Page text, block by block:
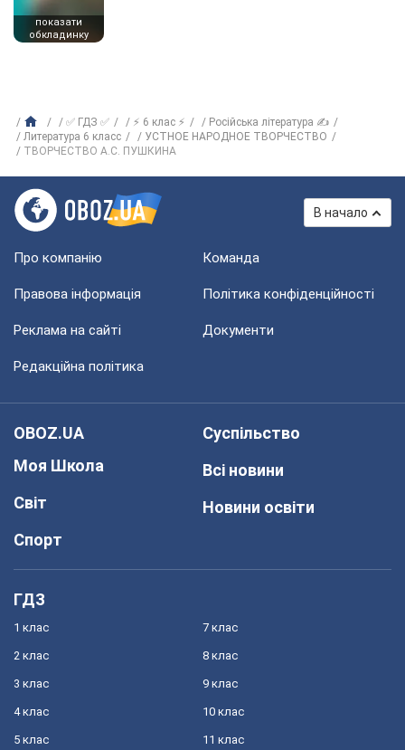
показати
обкладинку
✅ ГДЗ ✅ ⚡ 6 клас ⚡
Російська література ✍
Литература 6 класс
УСТНОЕ НАРОДНОЕ ТВОРЧЕСТВО
ТВОРЧЕСТВО А.С. ПУШКИНА
В начало
Про компанію Команда
Правова інформація Політика конфіденційності
Реклама на сайті Документи
Редакційна політика
OBOZ.UA
Моя Школа
Світ
Спорт
Суспільство
Всі новини
Новини освіти
ГДЗ
1 клас
2 клас
3 клас
4 клас
5 клас
7 клас
8 клас
9 клас
10 клас
11 клас